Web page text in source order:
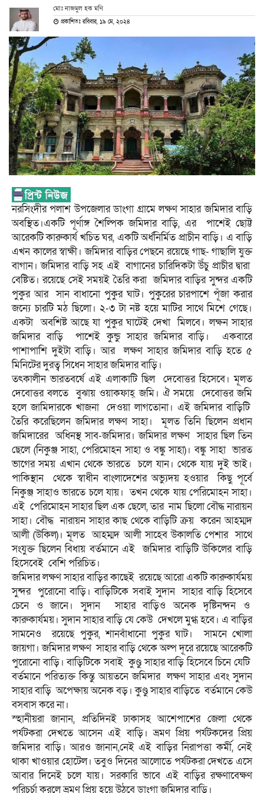
মোঃ নাজমুল হক মণি
প্রকাশিতঃ রবিবার, ১৯ মে, ২০২৪
নরসিংদীর পলাশ উপজেলার ডাংগা গ্রামে লক্ষণ সাহার জমিদার বাড়ি
অবস্থিত।একটি পূর্ণাঙ্গ শৈল্পিক জমিদার বাড়ি, এর পাশেই ছোট্ট
আরেকটি কারুকার্য খচিত ঘর, একটি অর্ধনির্মিত প্রাচীন বাড়ি। এ বাড়ি
এখন কালের স্বাক্ষী। জমিদার বাড়ির পেছনে রয়েছে গাছ- গাছালি যুক্ত
বাগান। জমিদার বাড়ি সহ এই বাগানের চারিদিকটা উঁচু প্রাচীর দ্বারা
বেষ্টিত। রয়েছে সেই সময়ই তৈরি করা জমিদার বাড়ির সুন্দর একটি
পুকুর আর সান বাধানো পুকুর ঘাট। পুকুরের চারপাশে পূঁজা করার
জন্যে চারটি মঠ ছিলো। ২-৩ টা নষ্ট হয়ে মাটির সাথে মিশে গেছে।
একটা অবশিষ্ট আছে যা পুকুর ঘাটেই দেখা মিলবে। লক্ষন সাহার
জমিদার বাড়ি পাশেই কুন্ডু সাহার জমিদার বাড়ি। একবারে
পাশাপাশি দুইটা বাড়ি। আর লক্ষণ সাহার জমিদার বাড়ি হতে ৫
মিনিটের দুরত্ব সিধেন সাহার জমিদার বাড়ি।
তৎকালীন ভারতবর্ষে এই এলাকাটি ছিল দেবোত্তর হিসেবে। মূলত
দেবোত্তর বলতে বুঝায় ওয়াকফাহ্ জমি। ঐ সময়ে দেবোত্তর জমি
হলে জামিদারকে খাজনা দেওয়া লাগতোনা। এই জমিদার বাড়িটি
তৈরি করেছিলেন জমিদার লক্ষণ সাহা। মূলত তিনি ছিলেন প্রধান
জমিদারের অধিনস্থ সাব-জমিদার। জমিদার লক্ষণ সাহার ছিল তিন
ছেলে (নিকুঞ্জ সাহা, পেরিমোহন সাহা ও বঙ্কু সাহা)। বঙ্কু সাহা ভারত
ভাগের সময় এখান থেকে ভারতে চলে যান। থেকে যায় দুই ভাই।
পাকিস্থান থেকে স্বাধীন বাংলাদেশের অভ্যুদয় হওয়ার কিছু পূর্বে
নিকুঞ্জ সাহাও ভারতে চলে যায়। তখন থেকে যায় পেরিমোহন সাহা।
এই পেরিমোহন সাহার ছিল এক ছেলে, তার নাম ছিলো বৌদ্ধ নারায়ন
সাহা। বৌদ্ধ নারায়ন সাহার কাছ থেকে বাড়িটি ক্রয় করেন আহম্মদ
আলী (উকিল)। মূলত আহম্মদ আলী সাহেব উকালতি পেশার সাথে
সংযুক্ত ছিলেন বিধায় বর্তমানে এই জমিদার বাড়িটি উকিলের বাড়ি
হিসেবেই বেশি পরিচিত।
জমিদার লক্ষণ সাহার বাড়ির কাছেই রয়েছে আরো একটি কারুকার্যময়
সুন্দর পুরোনো বাড়ি। বাড়িটিকে সবাই সুদান সাহার বাড়ি হিসেবে
চেনে ও জানে। সুদান সাহার বাড়িও অনেক দৃষ্টিনন্দন ও
কারুকার্যময়। সুদান সাহার বাড়ি যে কেউ দেখলে মুগ্ধ হবে। এ বাড়ির
সামনেও রয়েছে পুকুর, শানবাঁধানো পুকুর ঘাট। সামনে খোলা
জায়গা। জমিদার লক্ষণ সাহার বাড়ি থেকে অল্প দূরে রয়েছে আরেকটি
পুরোনো বাড়ি। বাড়িটিকে সবাই কুণ্ডু সাহার বাড়ি হিসেবে চিনে যেটি
বর্তমানে পরিত্যক্ত কিন্তু আয়তনে জমিদার লক্ষণ সাহার এবং সুদান
সাহার বাড়ি অপেক্ষায় অনেক বড়। কুণ্ডু সাহার বাড়িতে বর্তমানে কেউ
বসবাস করে না।
স্হানীয়রা জানান, প্রতিদিনই ঢাকাসহ আশেপাশের জেলা থেকে
পর্যটকরা দেখতে আসেন এই বাড়ি। ভ্রমণ প্রিয় পর্যটকদের প্রিয়
জমিদার বাড়ি। আরও জানান,নেই এই বাড়ির নিরাপত্তা কর্মী, নেই
থাকা খাওয়ার হোটেল। তবুও দিনের আলোতে পর্যটকরা দেখতে এসে
আবার দিনেই চলে যায়। সরকারি ভাবে এই বাড়ির রক্ষণাবেক্ষণ
পরিচর্চা করলে ভ্রমণ প্রিয় হয়ে উঠবে ডাংগা জমিদার বাড়ি।